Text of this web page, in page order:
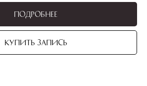
Подробнее
Купить запись